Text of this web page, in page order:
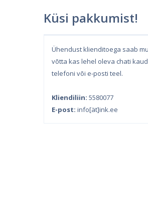
Küsi pakkumist!
Ühendust klienditoega saab
võtta kas lehel oleva chati
telefoni või e-posti teel.
Kliendiliin: 5580077
E-post: info[ät]ink.ee